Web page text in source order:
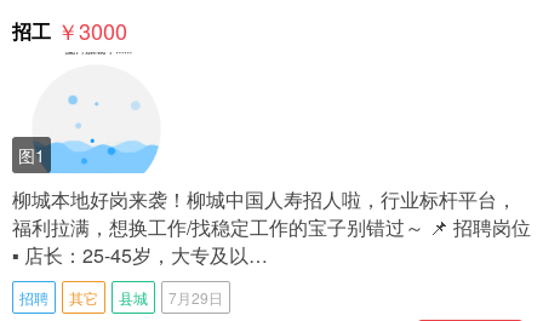
招工 ￥3000
图1
柳城本地好岗来袭！柳城中国人寿招人啦，行业标杆平台，
福利拉满，想换工作/找稳定工作的宝子别错过～ 📌 招聘岗位
▪️ 店长：25-45岁，大专及以…
招聘 其它 县城 7月29日